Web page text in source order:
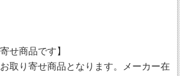
せ商品です】
取り寄せ商品となります。メーカー在